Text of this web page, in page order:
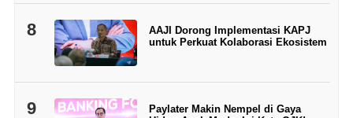
8
AAJI Dorong Implementasi KAPJ
untuk Perkuat Kolaborasi Ekosistem
9
Paylater Makin Nempel di Gaya